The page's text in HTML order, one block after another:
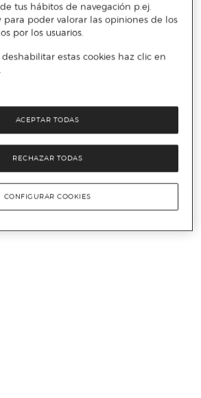
tus hábitos de navegación p.ej.
para poder valorar las opiniones de los
por los usuarios.
estas cookies haz clic en
RECHAZAR TODAS
ACEPTAR TODAS
CONFIGURAR COOKIES